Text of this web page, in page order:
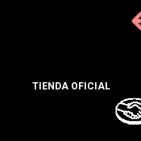
TIENDA OFICIAL